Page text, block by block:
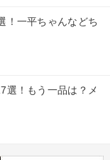
！一平ちゃんなどち
選！もう一品は？メ